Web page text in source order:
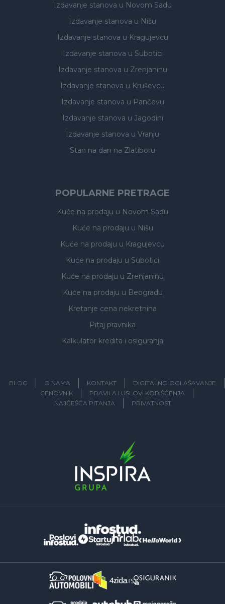
Izdavanje stanova u Novom Sadu
Izdavanje stanova u Nišu
Izdavanje stanova u Kragujevcu
Izdavanje stanova u Subotici
Izdavanje stanova u Zrenjaninu
Izdavanje stanova u Kruševcu
Izdavanje stanova u Pančevu
Izdavanje stanova u Jagodini
Izdavanje stanova u Vranju
Stan na dan na Zlatiboru
POPULARNE PRETRAGE
Kuće na prodaju u Novom Sadu
Kuće na prodaju u Nišu
Kuće na prodaju u Kragujevcu
Kuće na prodaju u Subotici
Kuće na prodaju u Zrenjaninu
Kuće na prodaju u Beogradu
Kretanje cena nekretnina
Pitaj pravnika
Kalkulator kredita i osiguranja
BLOG O NAMA KONTAKT
DIGITALNO OGLAŠAVANJE
CENOVNIK
PRAVILA I USLOVI KORIŠĆENJA
NAJČEŠĆA PITANJA
PRIVATNOST